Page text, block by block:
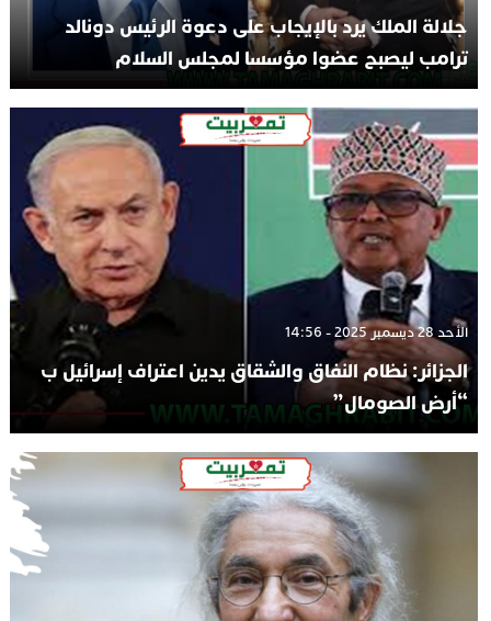
جلالة الملك يرد بالإيجاب على دعوة الرئيس دونالد
ترامب ليصبح عضوا مؤسسا لمجلس السلام
الأحد 28 ديسمبر 2025 - 14:56
الجزائر: نظام النفاق والشقاق يدين اعتراف إسرائيل ب
“أرض الصومال”